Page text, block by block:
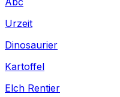
Urzeit
Dinosaurier
Kartoffel
Elch Rentier